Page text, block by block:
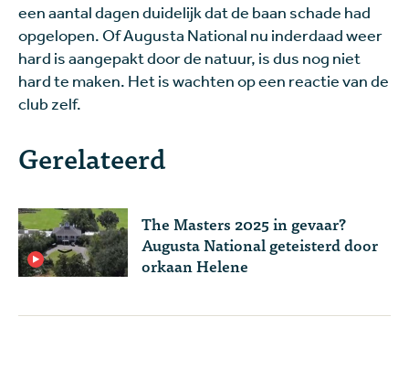
een aantal dagen duidelijk dat de baan schade had
opgelopen. Of Augusta National nu inderdaad weer
hard is aangepakt door de natuur, is dus nog niet
hard te maken. Het is wachten op een reactie van de
club zelf.
Gerelateerd
The Masters 2025 in gevaar?
Augusta National geteisterd door
orkaan Helene